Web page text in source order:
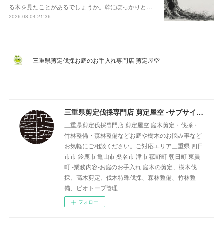
る木を見たことがあるでしょうか。幹にぽっかりと…
2026.08.04 21:36
三重県剪定伐採お庭のお手入れ専門店 剪定屋空
三重県剪定伐採専門店 剪定屋空 -サブサイト-
三重県剪定伐採専門店 剪定屋空 庭木剪定・伐採・
竹林整備・森林整備などお庭や樹木のお悩み事など
お気軽にご相談ください。ご対応エリア三重県 四日
市市 鈴鹿市 亀山市 桑名市 津市 菰野町 朝日町 東員
町 -業務内容-お庭のお手入れ 庭木の剪定、樹木伐
採、高木剪定、伐木特殊伐採、森林整備、竹林整
備、ビオトープ管理
フォロー